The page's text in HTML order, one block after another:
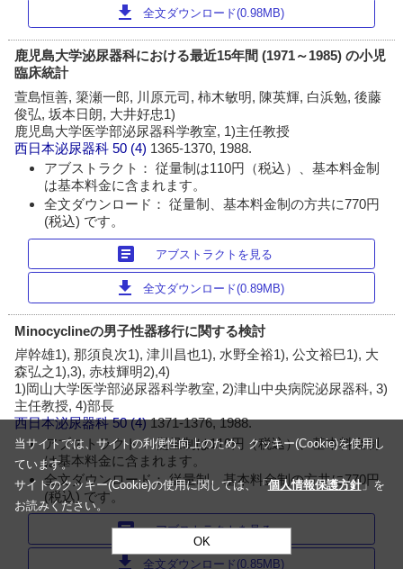
download 全文ダウンロード(0.98MB)
鹿児島大学泌尿器科における最近15年間 (1971～1985) の小児
臨床統計
萱島恒善, 簗瀬一郎, 川原元司, 柿木敏明, 陳英輝, 白浜勉, 後藤
俊弘, 坂本日朗, 大井好忠1)
鹿児島大学医学部泌尿器科学教室, 1)主任教授
西日本泌尿器科 50 (4) 1365-1370, 1988.
アブストラクト： 従量制は110円（税込）、基本料金制
は基本料金に含まれます。
全文ダウンロード： 従量制、基本料金制の方共に770円
(税込) です。
article アブストラクトを見る
download 全文ダウンロード(0.89MB)
Minocyclineの男子性器移行に関する検討
岸幹雄1), 那須良次1), 津川昌也1), 水野全裕1), 公文裕巳1), 大
森弘之1),3), 赤枝輝明2),4)
1)岡山大学医学部泌尿器科学教室, 2)津山中央病院泌尿器科, 3)
主任教授, 4)部長
西日本泌尿器科 50 (4)1371-1376, 1988.
アブストラクト： 従量制は110円（税込）、基本料金制
は基本料金に含まれます。
全文ダウンロード： 従量制、基本料金制の方共に770円
(税込) です。
article アブストラクトを見る
download 全文ダウンロード(0.85MB)
当サイトでは、サイトの利便性向上のため、クッキー(Cookie)を使用し
ています。
サイトのクッキー(Cookie)の使用に関しては、「個人情報保護方針」を
お読みください。
OK